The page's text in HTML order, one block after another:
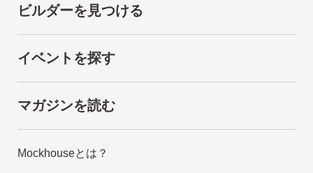
ビルダーを見つける
イベントを探す
マガジンを読む
Mockhouseとは？